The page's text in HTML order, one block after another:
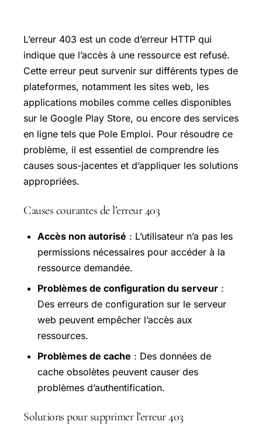
L’erreur 403 est un code d’erreur HTTP qui
indique que l’accès à une ressource est refusé.
Cette erreur peut survenir sur différents types de
plateformes, notamment les sites web, les
applications mobiles comme celles disponibles
sur le Google Play Store, ou encore des services
en ligne tels que Pole Emploi. Pour résoudre ce
problème, il est essentiel de comprendre les
causes sous-jacentes et d’appliquer les solutions
appropriées.
Causes courantes de l’erreur 403
Accès non autorisé : L’utilisateur n’a pas les
permissions nécessaires pour accéder à la
ressource demandée.
Problèmes de configuration du serveur :
Des erreurs de configuration sur le serveur
web peuvent empêcher l’accès aux
ressources.
Problèmes de cache : Des données de
cache obsolètes peuvent causer des
problèmes d’authentification.
Solutions pour supprimer l’erreur 403